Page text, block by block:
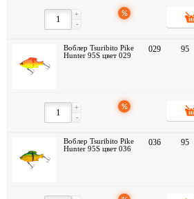
-
+ %
Воблер Tsuribito Pike
Hunter 95S цвет 029
029 95
-
+ %
Воблер Tsuribito Pike
Hunter 95S цвет 036
036 95